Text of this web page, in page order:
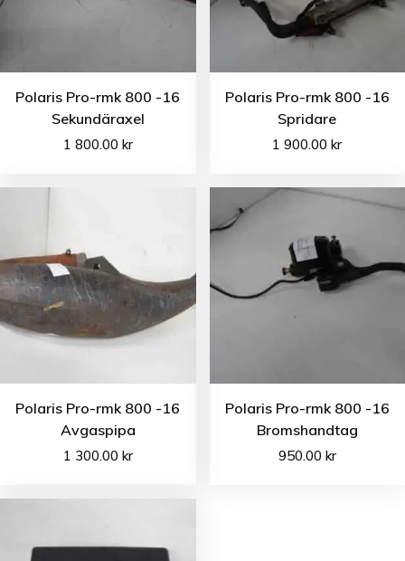
Polaris Pro-rmk 800 -16
Sekundäraxel
1 800.00 kr
Polaris Pro-rmk 800 -16
Spridare
1 900.00kr
Polaris Pro-rmk 800 -16
Avgaspipa
1 300.00 kr
Polaris Pro-rmk 800 -16
Bromshandtag
950.00 kr